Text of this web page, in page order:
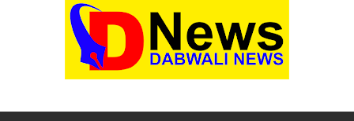
ABOUT US
INSTAGRAM